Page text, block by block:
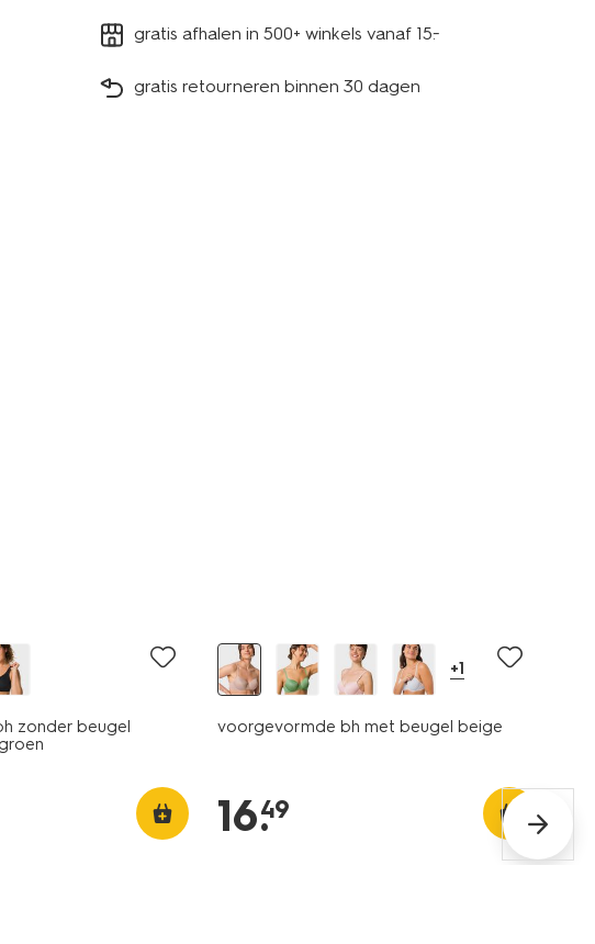
gratis afhalen in 500+ winkels vanaf 15.-
gratis retourneren binnen 30 dagen
zonder beugel
+1
voorgevormde bh met beugel beige
16.
49